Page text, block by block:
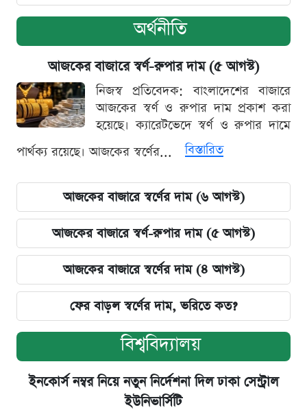
অর্থনীতি
আজকের বাজারে স্বর্ণ-রুপার দাম (৫ আগস্ট)
নিজস্ব প্রতিবেদক: বাংলাদেশের বাজারে
আজকের স্বর্ণ ও রুপার দাম প্রকাশ করা
হয়েছে। ক্যারেটভেদে স্বর্ণ ও রুপার দামে
পার্থক্য রয়েছে। আজকের স্বর্ণের...
বিস্তারিত
আজকের বাজারে স্বর্ণের দাম (৬ আগস্ট)
আজকের বাজারে স্বর্ণ-রুপার দাম (৫ আগস্ট)
আজকের বাজারে স্বর্ণের দাম (৪ আগস্ট)
ফের বাড়ল স্বর্ণের দাম, ভরিতে কত?
বিশ্ববিদ্যালয়
ইনকোর্স নম্বর নিয়ে নতুন নির্দেশনা দিল ঢাকা সেন্ট্রাল
ইউনিভার্সিটি